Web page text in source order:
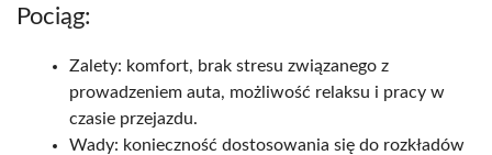
Pociąg:
Zalety: komfort, brak stresu związanego z
prowadzeniem auta, możliwość relaksu i pracy w
czasie przejazdu.
Wady: konieczność dostosowania się do rozkładów